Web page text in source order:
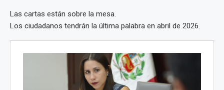
Las cartas están sobre la mesa.
Los ciudadanos tendrán la última palabra en abril de 2026.